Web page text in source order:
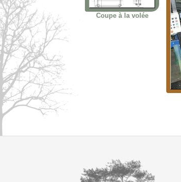
Coupe à la volée